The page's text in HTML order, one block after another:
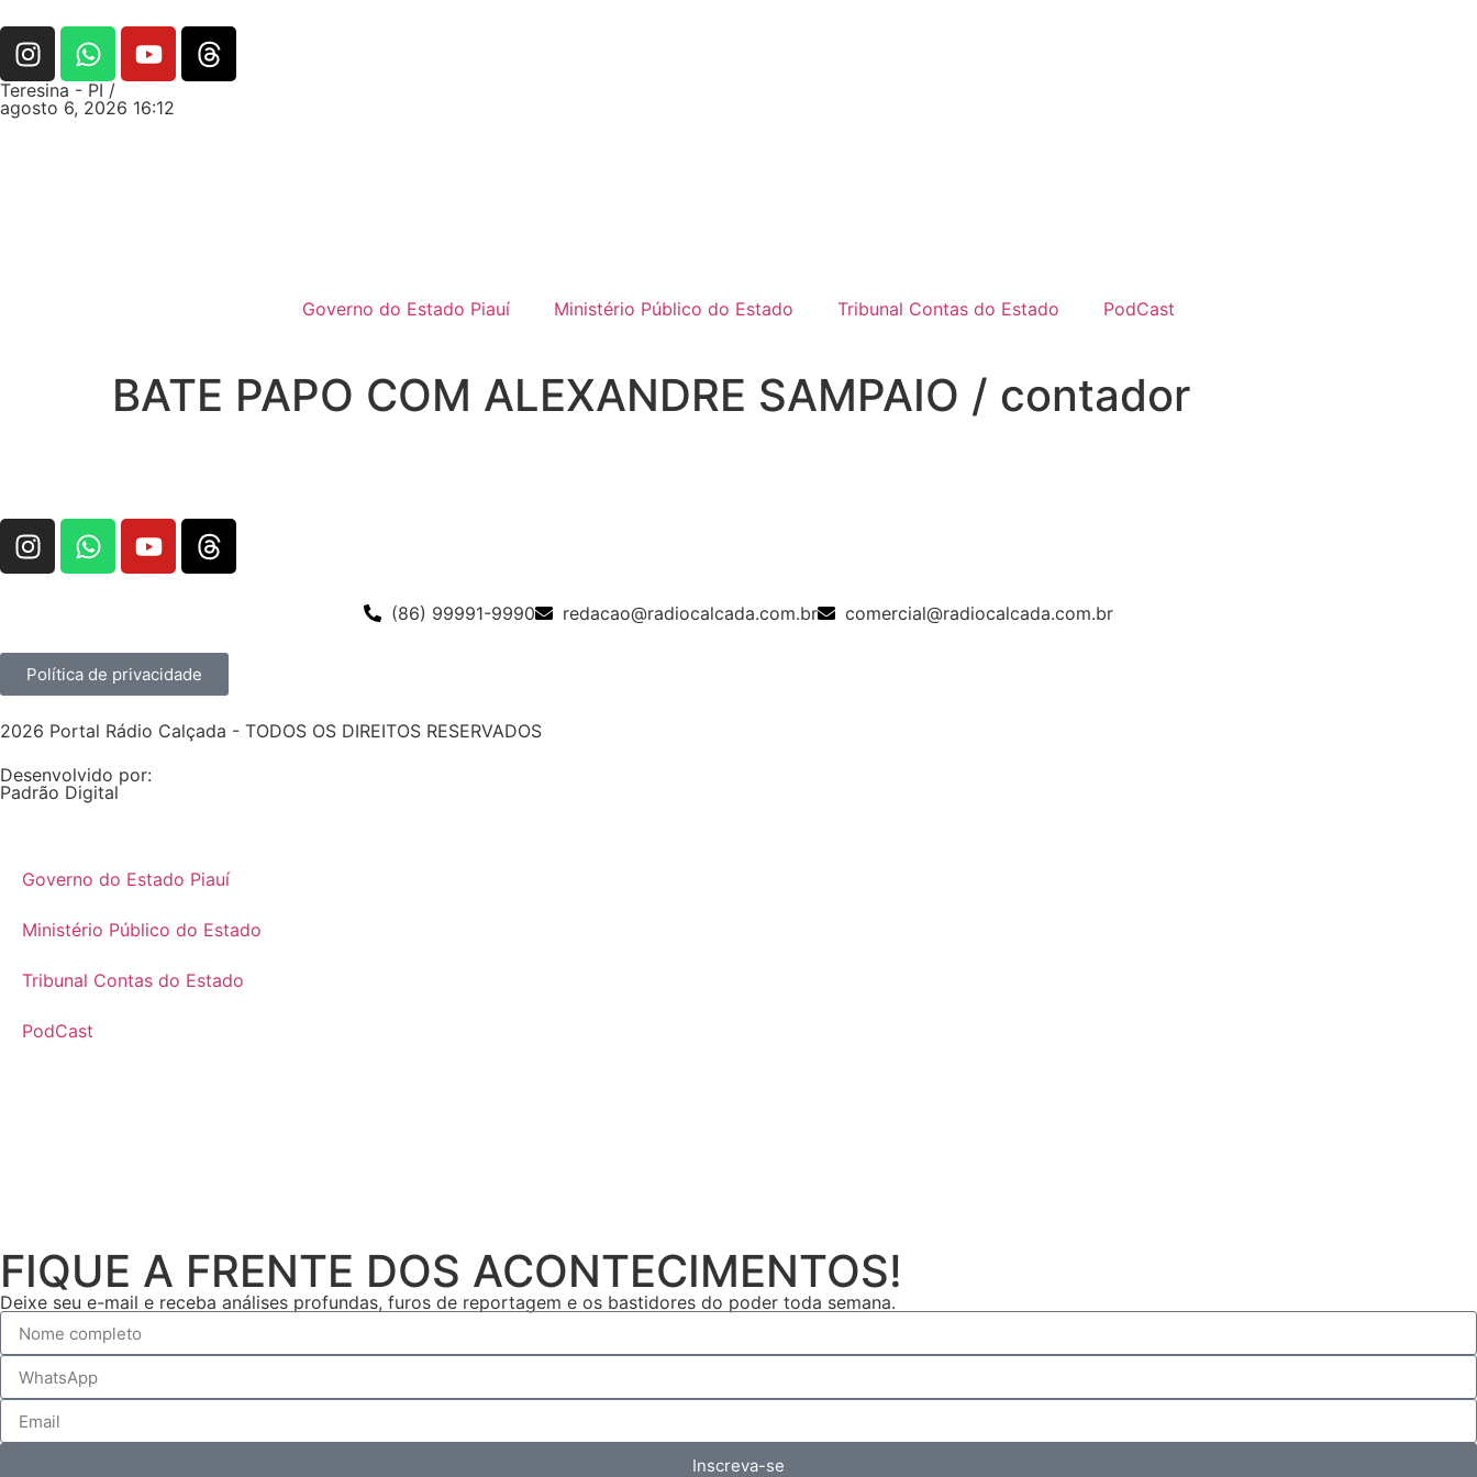
Teresina - PI /
agosto 6, 2026 16:12
Governo do Estado Piauí Ministério Público do Estado Tribunal Contas do Estado PodCast
BATE PAPO COM ALEXANDRE SAMPAIO / contador
(86) 99991-9990 redacao@radiocalcada.com.br comercial@radiocalcada.com.br
Política de privacidade
2026 Portal Rádio Calçada - TODOS OS DIREITOS RESERVADOS
Desenvolvido por:
Padrão Digital
Governo do Estado Piauí
Ministério Público do Estado
Tribunal Contas do Estado
PodCast
FIQUE A FRENTE DOS ACONTECIMENTOS!
Deixe seu e-mail e receba análises profundas, furos de reportagem e os bastidores do poder toda semana.
Inscreva-se